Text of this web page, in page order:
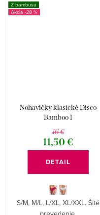
Z bambusu
-28 %
Nohavičky klasické Disco
Bamboo I
16 €
11,50 €
DETAIL
S/M, M/L, L/XL, XL/XXL. Šité